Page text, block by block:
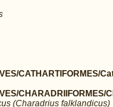
CATHARTIFORMES/
CHARADRIIFORMES/
(Charadrius falklandicus)